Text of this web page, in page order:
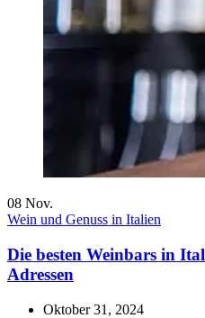
08 Nov.
Wein und Genuss in Italien
Die besten Weinbars in
Adressen
Oktober 31, 2024